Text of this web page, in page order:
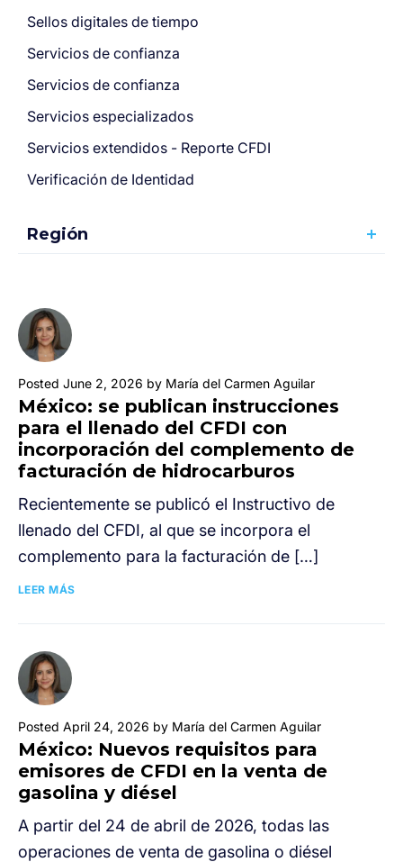
Sellos digitales de tiempo
Servicios de confianza
Servicios de confianza
Servicios especializados
Servicios extendidos - Reporte CFDI
Verificación de Identidad
Región
Posted June 2, 2026 by María del Carmen Aguilar
México: se publican instrucciones
para el llenado del CFDI con
incorporación del complemento de
facturación de hidrocarburos
Recientemente se publicó el Instructivo de
llenado del CFDI, al que se incorpora el
complemento para la facturación de […]
LEER MÁS
Posted April 24, 2026 by María del Carmen Aguilar
México: Nuevos requisitos para
emisores de CFDI en la venta de
gasolina y diésel
A partir del 24 de abril de 2026, todas las
operaciones de venta de gasolina o diésel